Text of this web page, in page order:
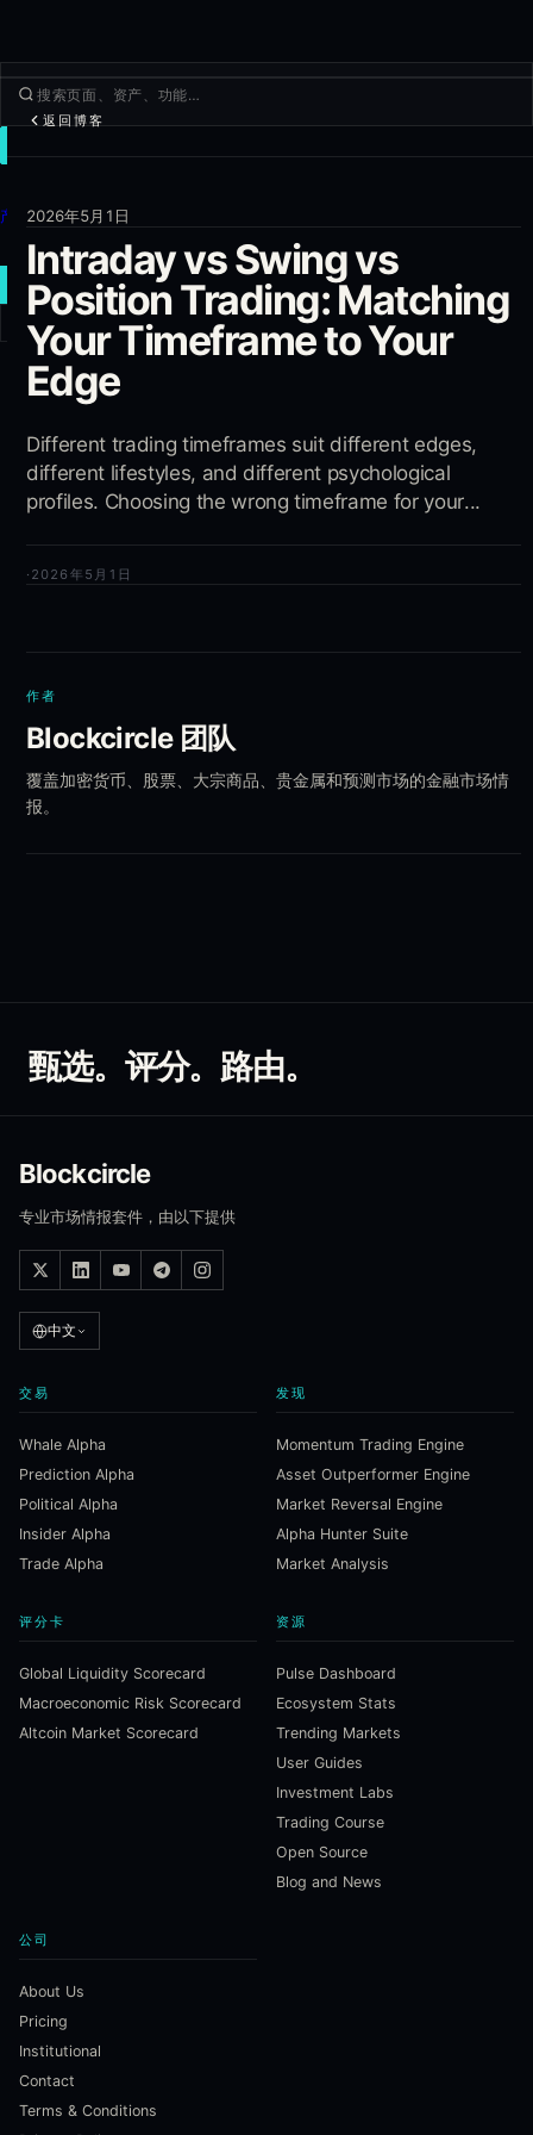
产品
更多
新建交易
登录 注册
返回博客
2026年5月1日
Intraday vs Swing vs
Position Trading: Matching
Your Timeframe to Your
Edge
Different trading timeframes suit different edges,
different lifestyles, and different psychological
profiles. Choosing the wrong timeframe for your...
· 2026年5月1日
作者
Blockcircle 团队
覆盖加密货币、股票、大宗商品、贵金属和预测市场的金融市场情
报。
甄选。评分。路由。
Blockcircle
专业市场情报套件，由以下提供
中文
交易
Whale Alpha
Prediction Alpha
Political Alpha
Insider Alpha
Trade Alpha
发现
Momentum Trading Engine
Asset Outperformer Engine
Market Reversal Engine
Alpha Hunter Suite
Market Analysis
评分卡
Global Liquidity Scorecard
Macroeconomic Risk Scorecard
Altcoin Market Scorecard
资源
Pulse Dashboard
Ecosystem Stats
Trending Markets
User Guides
Investment Labs
Trading Course
Open Source
Blog and News
公司
About Us
Pricing
Institutional
Contact
Terms & Conditions